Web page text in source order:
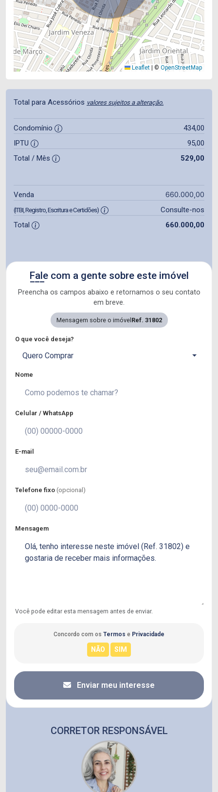
Leaflet © OpenStreetMap
Total para Acessórios valores sujeitos a alteração.
Condomínio
434,00
IPTU
95,00
Total / Mês
529,00
Venda 660.000,00
(ITBI, Registro, Escritura e Certidões)
Consulte-nos
Total
660.000,00
Fale com a gente sobre este imóvel
Preencha os campos abaixo e retornamos o seu contato
em breve.
Mensagem sobre o imóvel Ref. 31802
O que você deseja?
Quero Comprar
Nome
Celular / WhatsApp
E-mail
Telefone fixo (opcional)
Mensagem
Você pode editar esta mensagem antes de enviar.
Concordo com os Termos e Privacidade
Enviar meu interesse
CORRETOR RESPONSÁVEL